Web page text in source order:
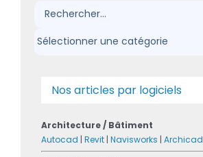
Rechercher:
Nos articles par logiciels
Architecture / Bâtiment
Autocad | Revit | Navisworks | Archicad